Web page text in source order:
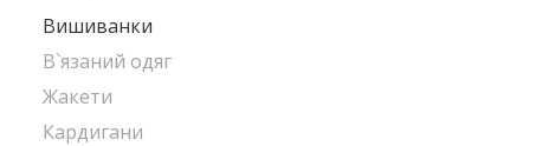
Вишиванки
В`язаний одяг
Жакети
Кардигани